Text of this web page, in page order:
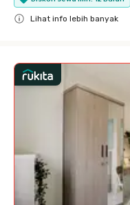
Lihat info lebih banyak